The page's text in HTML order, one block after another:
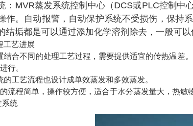
：MVR蒸发系统控制中心（DCS或PLC控制
作。自动报警，自动保护系统不受损伤，保持系
结垢都是可以通过添加化学溶剂除去，一般可以
工艺进展
结合不同的处理工艺过程，需要提供适宜的传热温差
行。
的工艺流程也设计成单效蒸发和多效蒸发。
流程简单，操作较方便，适合于水分蒸发量大，热
系统